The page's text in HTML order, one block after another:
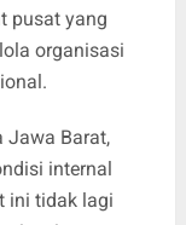
pusat yang
organisasi
Jawa Barat,
internal
ini tidak lagi